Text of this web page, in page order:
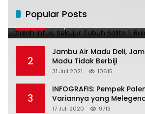
Popular Posts
1
ini Membengkak
2
Jambu Air Madu Deli,
Madu Tidak Berbiji
31 Juli 2021 10615
3
INFOGRAFIS: Pempek
Variannya yang
17 Juli 2020 9719